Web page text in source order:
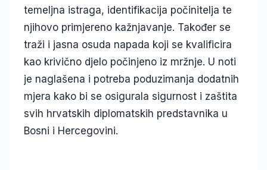
temeljna istraga, identifikacija počinitelja te
njihovo primjereno kažnjavanje. Također se
traži i jasna osuda napada koji se kvalificira
kao krivično djelo počinjeno iz mržnje. U noti
je naglašena i potreba poduzimanja dodatnih
mjera kako bi se osigurala sigurnost i zaštita
svih hrvatskih diplomatskih predstavnika u
Bosni i Hercegovini.